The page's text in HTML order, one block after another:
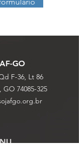
GO
F-36, Lt 86
GO 74085-325